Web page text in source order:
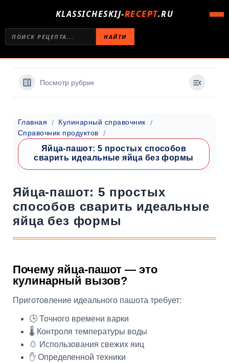
KLASSICHESKIJ-RECEPT.RU
НАЙТИ
Посмотр рубрик
Главная
Кулинарный справочник
Справочник продуктов
Яйца-пашот: 5 простых способов
сварить идеальные яйца без формы
Яйца-пашот: 5 простых
способов сварить идеальные
яйца без формы
Почему яйца-пашот — это
кулинарный вызов?
Приготовление идеального пашота требует:
🕒 Точного времени варки
🌡️ Контроля температуры воды
🥚 Использования свежих яиц
✋ Определенной техники